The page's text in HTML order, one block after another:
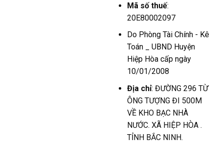
Mã số thuế:
20E80002097
Do Phòng Tài Chính - Kê
Toán _ UBND Huyện
Hiệp Hòa cấp ngày
10/01/2008
Địa chỉ: ĐƯỜNG 296 TỪ
ÔNG TƯỢNG ĐI 500M
VỀ KHO BẠC NHÀ
NƯỚC. XÃ HIỆP HÒA .
TỈNH BẮC NINH.